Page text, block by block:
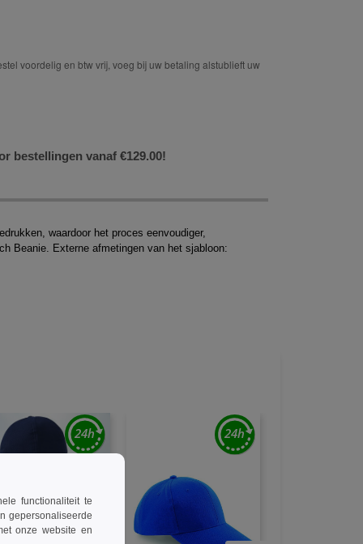
voordelig en btw vrij, voeg bij uw betaling alstublieft uw
bestellingen vanaf €129.00!
waardoor het proces eenvoudiger,
Beanie. Externe afmetingen van het sjabloon:
functionaliteit te
gepersonaliseerde
onze website en